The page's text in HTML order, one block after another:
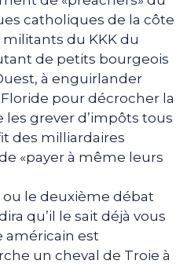
catholiques de la côte
militants du KKK du
de petits bourgeois
à enguirlander
pour décrocher la
grever d’impôts tous
des milliardaires
«payer à même leurs
le deuxième débat
qu’il le sait déjà vous
américain est
un cheval de Troie à